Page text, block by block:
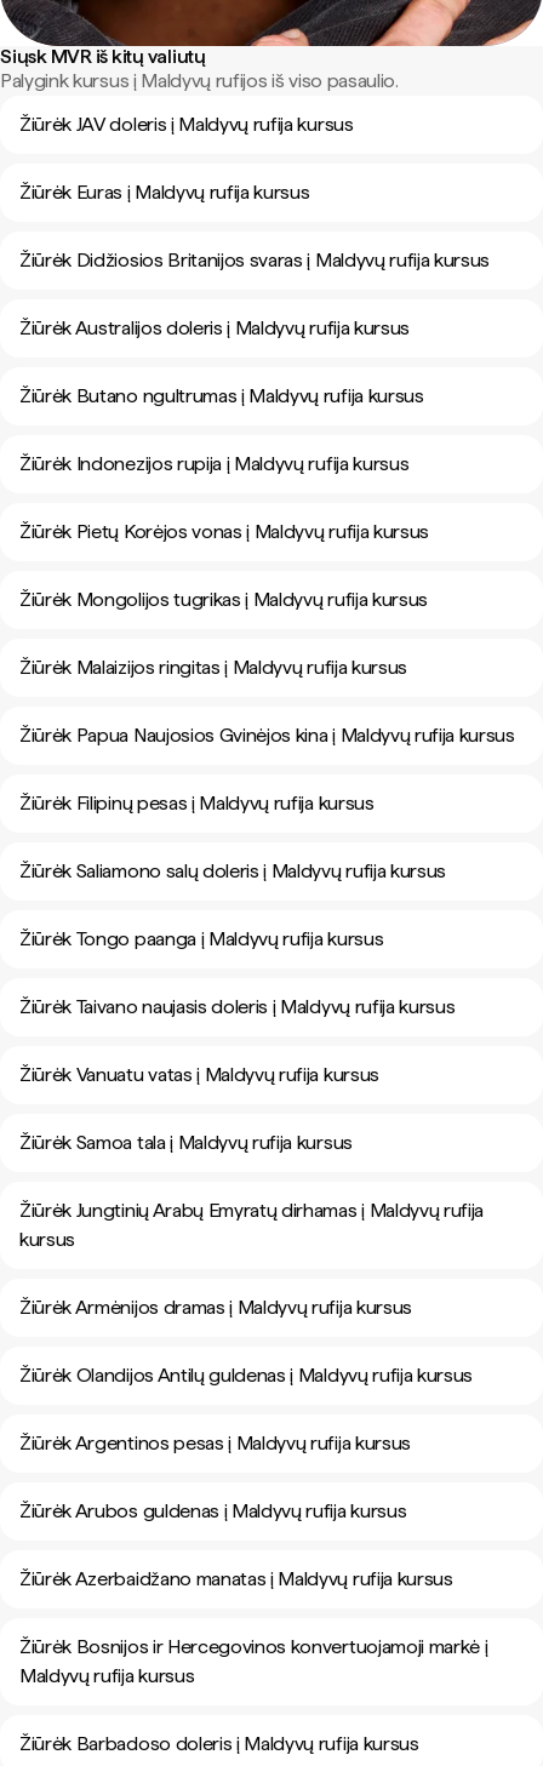
Siųsk MVR iš kitų valiutų
Palygink kursus į Maldyvų rufijos iš viso pasaulio.
Žiūrėk JAV doleris į Maldyvų rufija kursus
Žiūrėk Euras į Maldyvų rufija kursus
Žiūrėk Didžiosios Britanijos svaras į Maldyvų rufija kursus
Žiūrėk Australijos doleris į Maldyvų rufija kursus
Žiūrėk Butano ngultrumas į Maldyvų rufija kursus
Žiūrėk Indonezijos rupija į Maldyvų rufija kursus
Žiūrėk Pietų Korėjos vonas į Maldyvų rufija kursus
Žiūrėk Mongolijos tugrikas į Maldyvų rufija kursus
Žiūrėk Malaizijos ringitas į Maldyvų rufija kursus
Žiūrėk Papua Naujosios Gvinėjos kina į Maldyvų rufija kursus
Žiūrėk Filipinų pesas į Maldyvų rufija kursus
Žiūrėk Saliamono salų doleris į Maldyvų rufija kursus
Žiūrėk Tongo paanga į Maldyvų rufija kursus
Žiūrėk Taivano naujasis doleris į Maldyvų rufija kursus
Žiūrėk Vanuatu vatas į Maldyvų rufija kursus
Žiūrėk Samoa tala į Maldyvų rufija kursus
Žiūrėk Jungtinių Arabų Emyratų dirhamas į Maldyvų rufija
kursus
Žiūrėk Armėnijos dramas į Maldyvų rufija kursus
Žiūrėk Olandijos Antilų guldenas į Maldyvų rufija kursus
Žiūrėk Argentinos pesas į Maldyvų rufija kursus
Žiūrėk Arubos guldenas į Maldyvų rufija kursus
Žiūrėk Azerbaidžano manatas į Maldyvų rufija kursus
Žiūrėk Bosnijos ir Hercegovinos konvertuojamoji markė į
Maldyvų rufija kursus
Žiūrėk Barbadoso doleris į Maldyvų rufija kursus